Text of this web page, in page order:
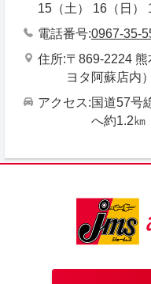
15（土） 16（日）
電話番号 0967-35-
住所 〒869-2224
ヨタ阿蘇店内）
アクセス 国道57号
へ約1.2㎞